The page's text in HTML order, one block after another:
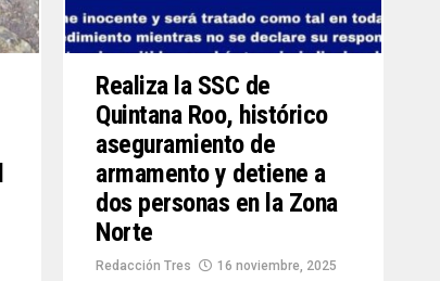
Realiza la SSC de
Quintana Roo, histórico
aseguramiento de
armamento y detiene a
dos personas en la Zona
Norte
Redacción Tres 16 noviembre, 2025